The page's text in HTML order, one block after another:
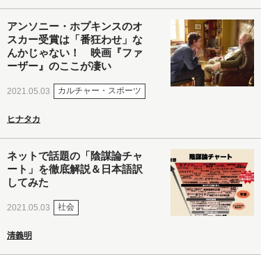
アンソニー・ホプキンスのオ
スカー受賞は「番狂わせ」な
んかじゃない！ 映画『ファ
ーザー』のここが凄い
2021.05.03 カルチャー・スポーツ
ヒナタカ
ネットで話題の「陰謀論チャ
ート」を徹底解説＆日本語訳
してみた
2021.05.03 社会
清義明